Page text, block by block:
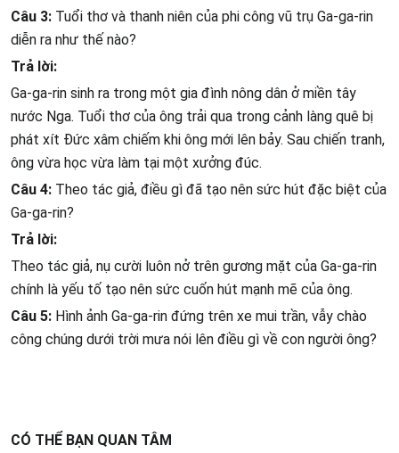
Câu 3: Tuổi thơ và thanh niên của phi công vũ trụ Ga-ga-rin
diễn ra như thế nào?
Trả lời:
Ga-ga-rin sinh ra trong một gia đình nông dân ở miền tây
nước Nga. Tuổi thơ của ông trải qua trong cảnh làng quê bị
phát xít Đức xâm chiếm khi ông mới lên bảy. Sau chiến tranh,
ông vừa học vừa làm tại một xưởng đúc.
Câu 4: Theo tác giả, điều gì đã tạo nên sức hút đặc biệt của
Ga-ga-rin?
Trả lời:
Theo tác giả, nụ cười luôn nở trên gương mặt của Ga-ga-rin
chính là yếu tố tạo nên sức cuốn hút mạnh mẽ của ông.
Câu 5: Hình ảnh Ga-ga-rin đứng trên xe mui trần, vẫy chào
công chúng dưới trời mưa nói lên điều gì về con người ông?
CÓ THỂ BẠN QUAN TÂM